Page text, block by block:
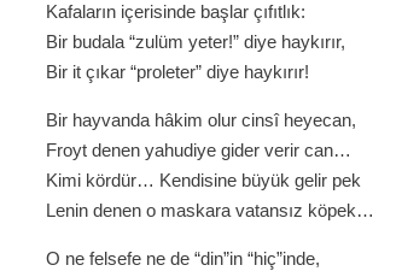
Kafaların içerisinde başlar çıfıtlık:
Bir budala “zulüm yeter!” diye haykırır,
Bir it çıkar “proleter” diye haykırır!
Bir hayvanda hâkim olur cinsî heyecan,
Froyt denen yahudiye gider verir can…
Kimi kördür… Kendisine büyük gelir pek
Lenin denen o maskara vatansız köpek…
O ne felsefe ne de “din”in “hiç”inde,